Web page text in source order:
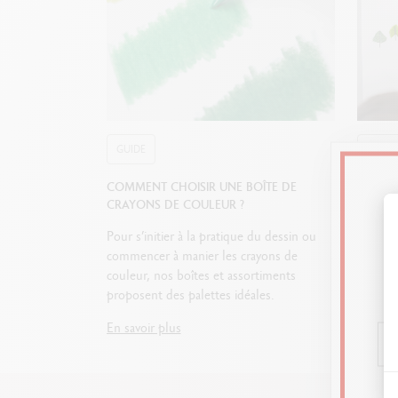
3 plateaux amovibles
COMMENT CHOISIR UNE BOÎTE DE
CRAYONS DE COULEUR ?
Pour s’initier à la pratique du dessin ou
commencer à manier les crayons de
couleur, nos boîtes et assortiments
proposent des palettes idéales.
En savoir plus
GUIDE
;
En